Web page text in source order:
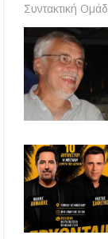
Συντακτική